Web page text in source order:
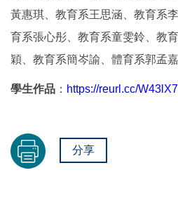
黃惠琪、教育系王思涵、教育系
育系張心彤、教育系童雯鈴、教
穎、教育系簡岑諭、體育系郭孟嘉
學生作品 ： https://reurl.cc/W43lX7
分享